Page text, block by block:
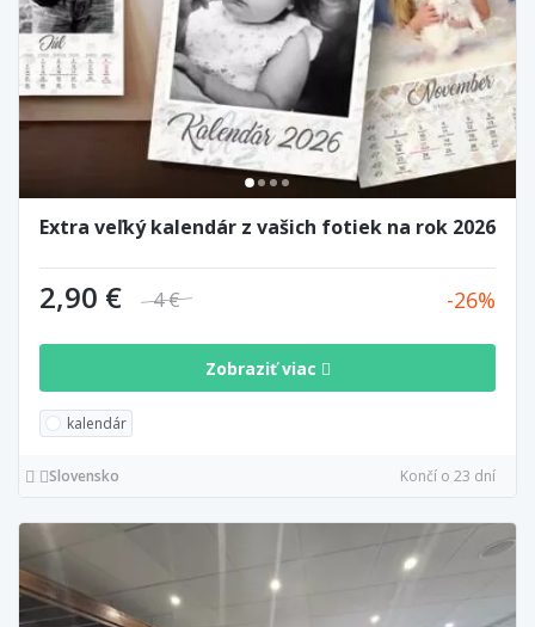
Extra veľký kalendár z vašich fotiek na rok 2026
2,90 € 4 € 26
Zobraziť viac
kalendár
Slovensko Končí o 23 dní